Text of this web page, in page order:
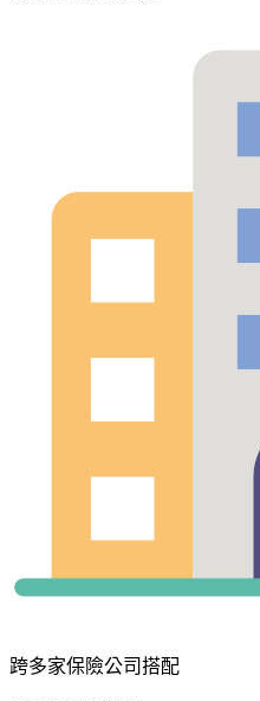
跨多家保險公司搭配